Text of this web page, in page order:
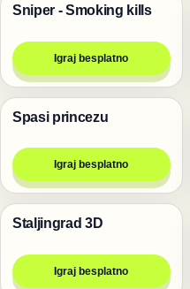
Pucanje
Sniper - Smoking kills
Igraj besplatno
Pucanje
Spasi princezu
Igraj besplatno
Pucanje
Staljingrad 3D
Igraj besplatno